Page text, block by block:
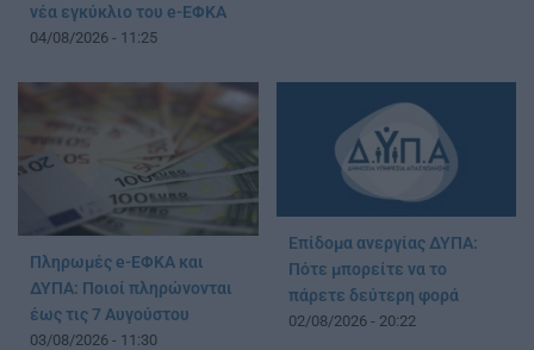
νέα εγκύκλιο του e-ΕΦΚΑ
04/08/2026 - 11:25
Πληρωμές e-ΕΦΚΑ και
ΔΥΠΑ: Ποιοί πληρώνονται
έως τις 7 Αυγούστου
03/08/2026 - 11:30
Επίδομα ανεργίας ΔΥΠΑ:
Πότε μπορείτε να το
πάρετε δεύτερη φορά
02/08/2026 - 20:22